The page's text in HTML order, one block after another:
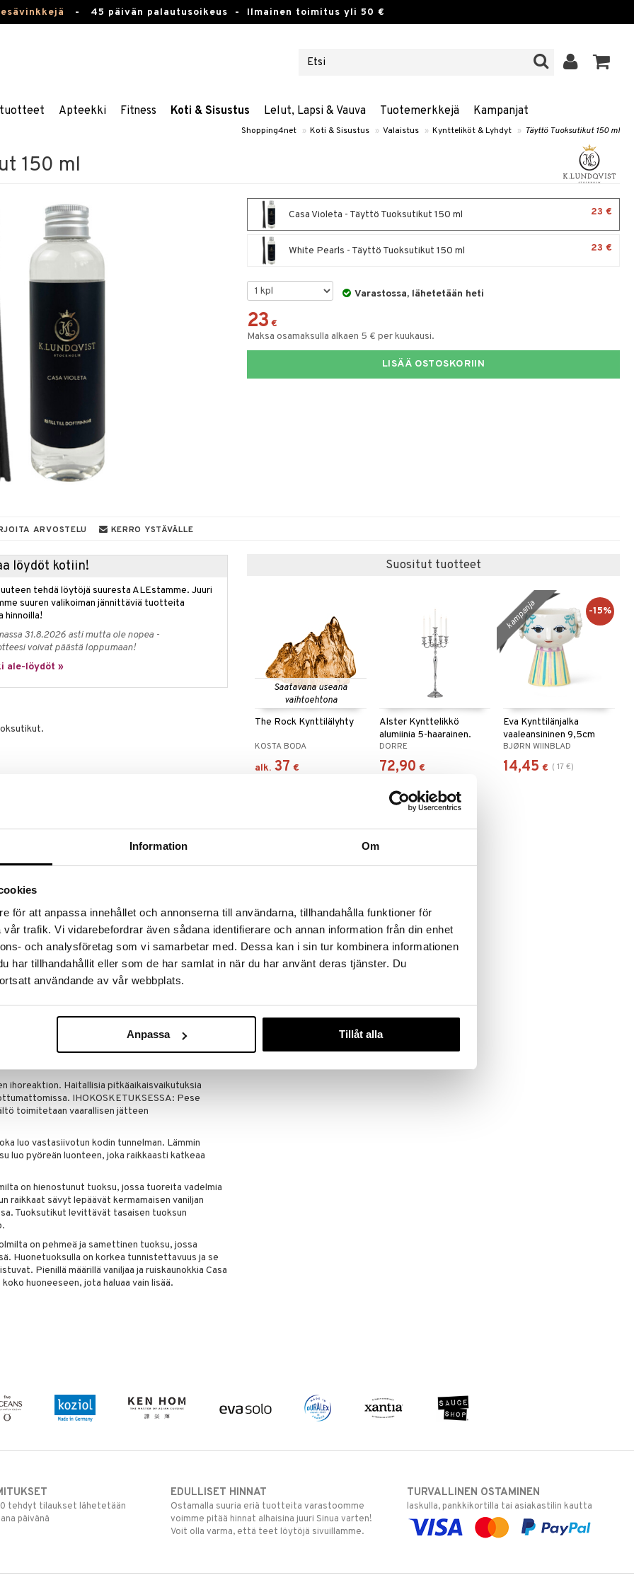
Information Om
för att anpassa innehållet och annonserna till användarna, tillhandahålla funktioner för
trafik. Vi vidarebefordrar även sådana identifierare och annan information från din enhet
och analysföretag som vi samarbetar med. Dessa kan i sin tur kombinera informationen
har tillhandahållit eller som de har samlat in när du har använt deras tjänster. Du
användande av vår webbplats.
Anpassa Tillåt alla
- 45 päivän palautusoikeus - Ilmainen toimitus yli 50 €
Apteekki Fitness Koti & Sisustus Lelut, Lapsi & Vauva Tuotemerkkejä Kampanjat
Shopping4net » Koti & Sisustus » Valaistus » Kyntteliköt & Lyhdyt » Täyttö Tuoksutikut 150 ml
150 ml
Casa Violeta - Täyttö Tuoksutikut 150 ml 23 €
White Pearls - Täyttö Tuoksutikut 150 ml 23 €
Varastossa, lähetetään heti
23 €
Maksa osamaksulla alkaen 5 € per kuukausi.
LISÄÄ OSTOSKORIIN
ARVOSTELU KERRO YSTÄVÄLLE
löydöt kotiin!
tehdä löytöjä suuresta ALEstamme. Juuri
suuren valikoiman jännittäviä tuotteita
hinnoilla!
31.8.2026 asti mutta ole nopea -
voivat päästä loppumaan!
ale-löydöt »
2,6-di-tert-butyyli-4-metyylifenoli
alustalle, joka kestää hajuöljyä, jos
astiaan. Jos haluat vähemmän tuoksua,
enemmän tuoksun leviämistä, käytä useampia
kun täyttööljyä kaadetaan tyhjään astiaan,
vedessä. Jos roiskeita joutuu pöydälle jne.,
hajuöljyn aiheuttamasta tahroja.
suosittelemme sulkemaan pullon
kunnes on aika täyttää tuoksutikkusäiliö
ihoreaktion. Haitallisia pitkäaikaisvaikutuksia
IHOKOSKETUKSESSA: Pese
toimitetaan vaarallisen jätteen
luo vastasiivotun kodin tunnelman. Lämmin
luo pyöreän luonteen, joka raikkaasti katkeaa
on hienostunut tuoksu, jossa tuoreita vadelmia
raikkaat sävyt lepäävät kermamaisen vaniljan
Tuoksutikut levittävät tasaisen tuoksun
on pehmeä ja samettinen tuoksu, jossa
Huonetuoksulla on korkea tunnistettavuus ja se
Pienillä määrillä vaniljaa ja ruiskaunokkia Casa
huoneeseen, jota haluaa vain lisää.
Suositut tuotteet
Saatavana useana
vaihtoehtona
The Rock Kynttilälyhty
KOSTA BODA
alk. 37 €
Alster Kynttelikkö
alumiinia 5-haarainen.
DORRE
72,90 €
Eva Kynttilänjalka
vaaleansininen 9,5cm
BJØRN WIINBLAD
14,45 € ( 17 €)
kampanja -15%
Eva Kynttilänjalka
vaaleanvihreä 9,5cm
BJØRN WIINBLAD
kampanja
tehdyt tilaukset lähetetään
päivänä
EDULLISET HINNAT
Ostamalla suuria eriä tuotteita varastoomme
voimme pitää hinnat alhaisina juuri Sinua varten!
Voit olla varma, että teet löytöjä sivuillamme.
TURVALLINEN OSTAMINEN
laskulla, pankkikortilla tai asiakastilin kautta